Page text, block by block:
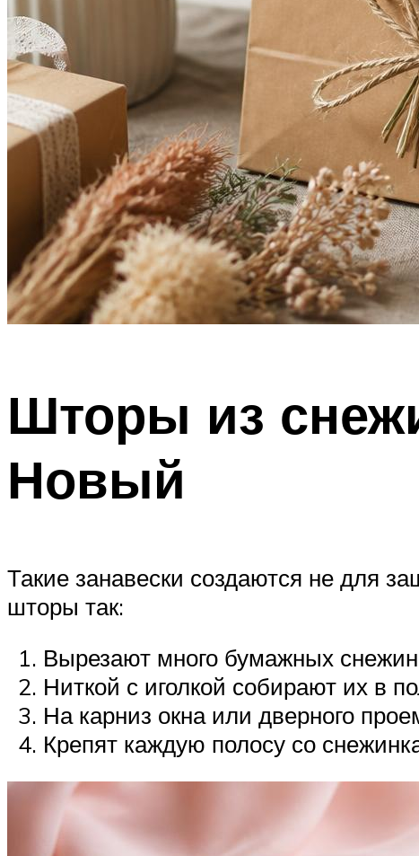
Шторы из
Новый
Такие занавески создаются не для
шторы так:
Вырезают много бумажных
Ниткой с иголкой собирают их в
На карниз окна или дверного
Крепят каждую полосу со